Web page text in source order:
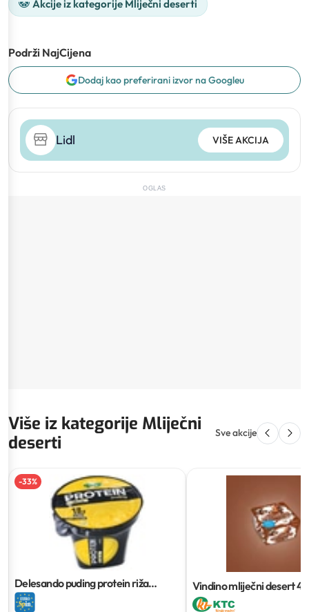
Akcije iz kategorije Mliječni deserti
Podrži NajCijena
Dodaj kao preferirani izvor na Googleu
Lidl VIŠE AKCIJA
OGLAS
Više iz kategorije Mliječni
deserti
Sve akcije
-33%
Delesando puding protein riža
vanilija
Vindino mliječni desert4